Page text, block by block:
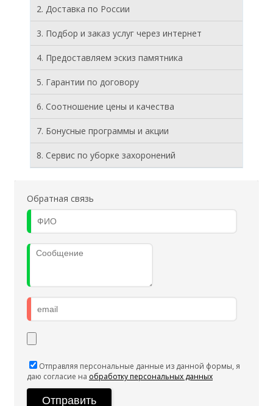
2. Доставка по России
3. Подбор и заказ услуг через интернет
4. Предоставляем эскиз памятника
5. Гарантии по договору
6. Соотношение цены и качества
7. Бонусные программы и акции
8. Cервис по уборке захоронений
Обратная связь
Отправляя персональные данные из данной формы, я
даю согласие на обработку персональных данных